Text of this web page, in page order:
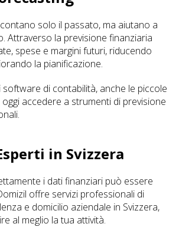
solo il passato, ma aiutano a
Attraverso la previsione finanziaria
spese e margini futuri, riducendo
la pianificazione.
di contabilità, anche le piccole
accedere a strumenti di previsione
in Svizzera
i dati finanziari può essere
offre servizi professionali di
e domicilio aziendale in Svizzera,
al meglio la tua attività.